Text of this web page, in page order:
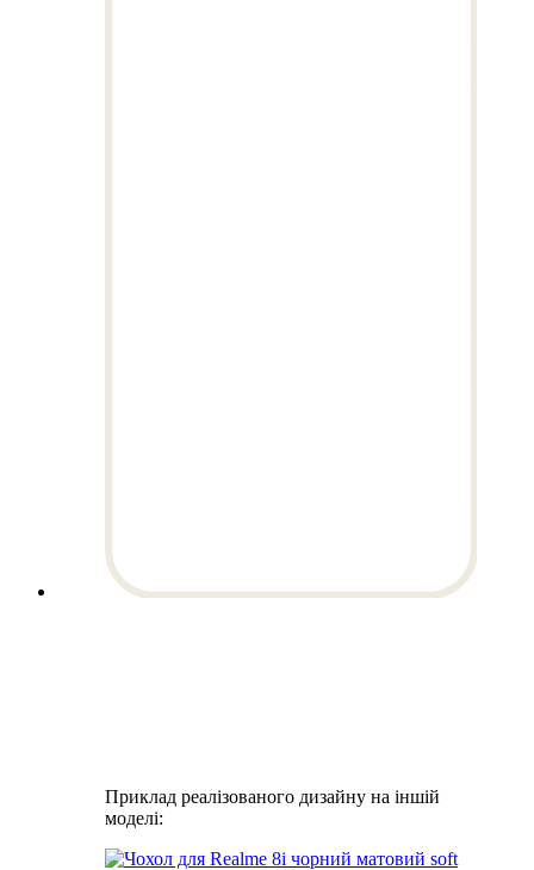
Приклад реалізованого дизайну на іншій
моделі: